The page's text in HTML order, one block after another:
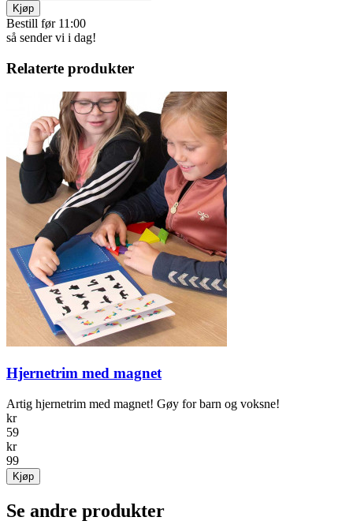
Kjøp
Bestill før 11:00
så sender vi i dag!
Relaterte produkter
Hjernetrim med magnet
Artig hjernetrim med magnet! Gøy for barn og voksne!
kr
59
kr
99
Kjøp
Se andre produkter